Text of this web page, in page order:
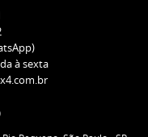
à sexta